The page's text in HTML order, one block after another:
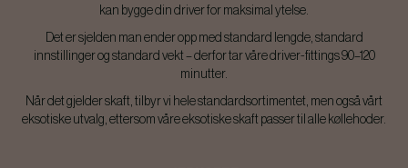
kan bygge din driver for maksimal ytelse.
Det er sjelden man ender opp med standard lengde, standard
innstillinger og standard vekt – derfor tar våre driver-fittings 90–120
minutter.
Når det gjelder skaft, tilbyr vi hele standardsortimentet, men også vårt
eksotiske utvalg, ettersom våre eksotiske skaft passer til alle køllehoder.